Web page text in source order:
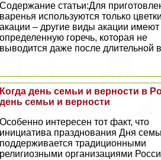
Содержание статьи:Для
варенья используются только
акации – другие виды акации имеют
определенную горечь, которая не
выводится даже после длительной
Когда день семьи и верности в
день семьи и верности
Особенно интересен тот факт, что
инициатива празднования Дня
поддерживается традиционными
религиозными организациями